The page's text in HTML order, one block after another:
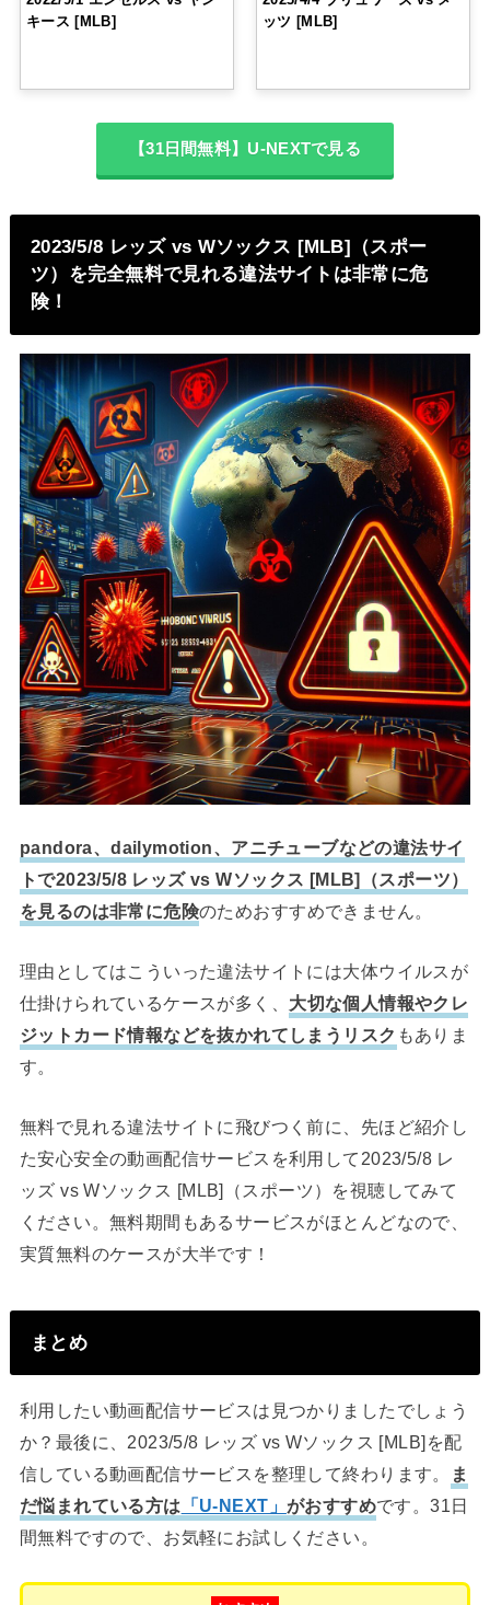
キース [MLB]
ッツ [MLB]
【31日間無料】U-NEXTで見る
2023/5/8 レッズ vs Wソックス [MLB]（スポー
ツ）を完全無料で見れる違法サイトは非常に危
険！
pandora、dailymotion、アニチューブなどの違法サイ
トで2023/5/8 レッズ vs Wソックス [MLB]（スポーツ）
を見るのは非常に危険のためおすすめできません。
理由としてはこういった違法サイトには大体ウイルスが
仕掛けられているケースが多く、 大切な個人情報やクレ
ジットカード情報などを抜かれてしまうリスク もありま
す。
無料で見れる違法サイトに飛びつく前に、先ほど紹介し
た安心安全の動画配信サービスを利用して2023/5/8 レ
ッズ vs Wソックス [MLB]（スポーツ）を視聴してみて
ください。無料期間もあるサービスがほとんどなので、
実質無料のケースが大半です！
まとめ
利用したい動画配信サービスは見つかりましたでしょう
か？最後に、2023/5/8 レッズ vs Wソックス [MLB]を配
信している動画配信サービスを整理して終わります。
ま
だ悩まれている方は 「U-NEXT」 がおすすめです。31日
間無料ですので、お気軽にお試しください。